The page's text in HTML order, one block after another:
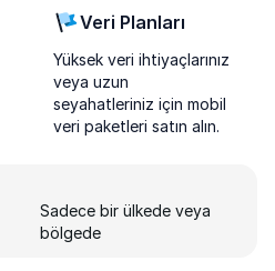
Veri Planları
Yüksek veri ihtiyaçlarınız
veya uzun
seyahatleriniz için mobil
veri paketleri satın alın.
Sadece bir ülkede veya
bölgede